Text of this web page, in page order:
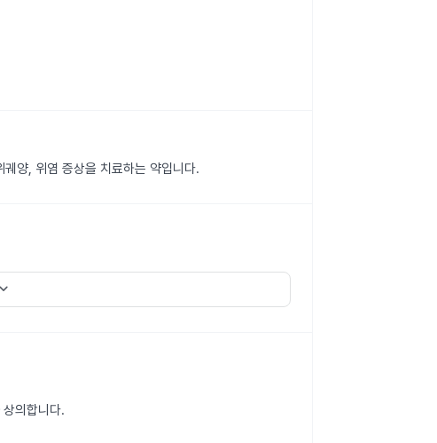
양, 위염 증상을 치료하는 약입니다.
keyboard_arrow_down
의합니다.